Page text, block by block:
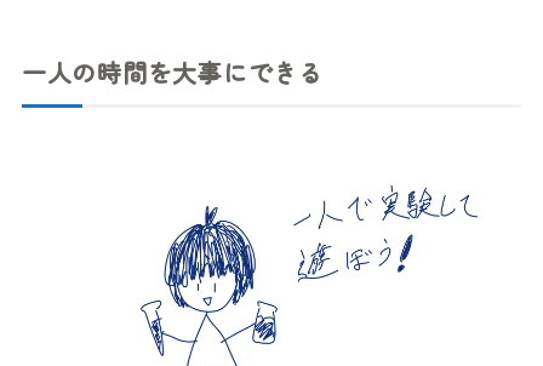
一人の時間を大事にできる